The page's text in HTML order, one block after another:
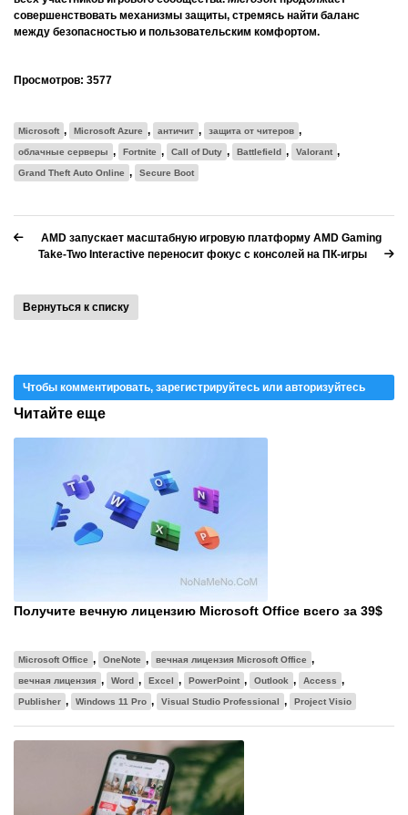
совершенствовать механизмы защиты, стремясь найти баланс
между безопасностью и пользовательским комфортом.
Просмотров: 3577
Microsoft , Microsoft Azure , античит , защита от читеров ,
облачные серверы , Fortnite , Call of Duty , Battlefield , Valorant ,
Grand Theft Auto Online , Secure Boot
AMD запускает масштабную игровую платформу AMD Gaming
Take-Two Interactive переносит фокус с консолей на ПК-игры
Вернуться к списку
Чтобы комментировать, зарегистрируйтесь или авторизуйтесь
Читайте еще
Получите вечную лицензию Microsoft Office всего за 39$
Microsoft Office , OneNote , вечная лицензия Microsoft Office ,
вечная лицензия , Word , Excel , PowerPoint , Outlook , Access ,
Publisher , Windows 11 Pro , Visual Studio Professional , Project Visio